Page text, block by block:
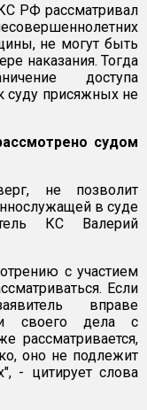
РФ рассматривал
не могут быть
наказания. Тогда
доступа
суду присяжных не
судом
не позволит
в суде
КС Валерий
с участием
Если
вправе
своего дела с
рассматривается,
оно не подлежит
- цитирует слова